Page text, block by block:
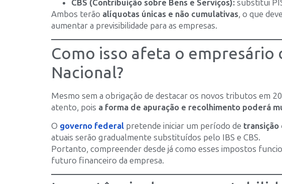
CBS (Contribuição sobre Bens e Serviços): substitui
Ambos terão alíquotas únicas e não cumulativas, o que
aumentar a previsibilidade para as empresas.
Como isso afeta o empresário
Nacional?
Mesmo sem a obrigação de destacar os novos tributos em
atento, pois a forma de apuração e recolhimento poderá
O governo federal pretende iniciar um período de transição
atuais serão gradualmente substituídos pelo IBS e CBS.
Portanto, compreender desde já como esses impostos
futuro financeiro da empresa.